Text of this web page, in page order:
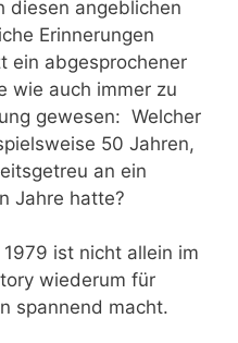
diesen angeblichen
Erinnerungen
ein abgesprochener
wie auch immer zu
gewesen: Welcher
50 Jahren,
an ein
Jahre hatte?
ist nicht allein im
wiederum für
spannend macht.